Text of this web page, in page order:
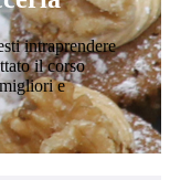
intraprendere
il corso
e